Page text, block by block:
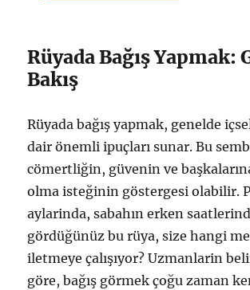
Rüyada Bağış Yapmak:
Bakış
Rüyada bağış yapmak, genelde
dair önemli ipuçları sunar. Bu
cömertliğin, güvenin ve
olma isteğinin göstergesi olabilir.
aylarinda, sabahın erken
gördüğünüz bu rüya, size hangi
iletmeye çalışıyor? Uzmanlarin
göre, bağış görmek çoğu zaman